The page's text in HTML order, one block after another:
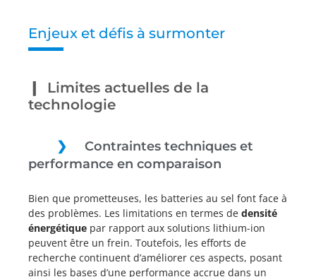
Enjeux et défis à surmonter
Limites actuelles de la
technologie
Contraintes techniques et
performance en comparaison
Bien que prometteuses, les batteries au sel font face à
des problèmes. Les limitations en termes de densité
énergétique par rapport aux solutions lithium-ion
peuvent être un frein. Toutefois, les efforts de
recherche continuent d’améliorer ces aspects, posant
ainsi les bases d’une performance accrue dans un